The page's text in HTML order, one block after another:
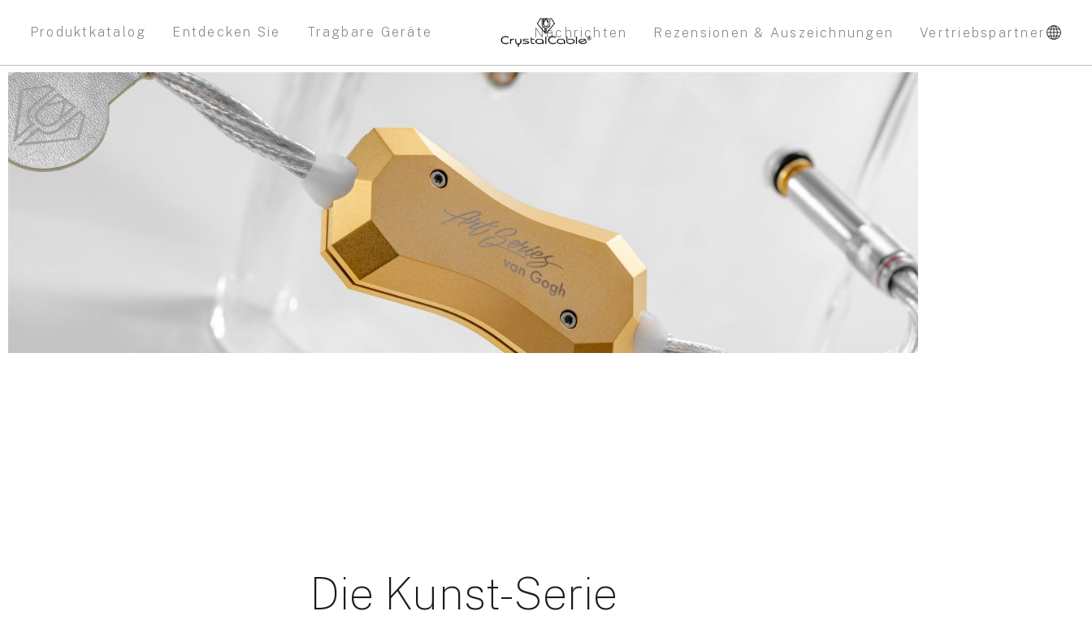
Produktkatalog Entdecken Sie Tragbare Geräte Nachrichten Rezensionen & Auszeichnungen Vertriebspartner
Die Kunst-Serie